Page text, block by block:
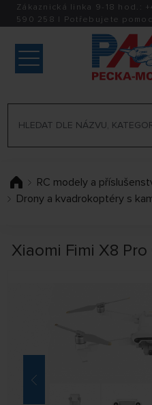
Zákaznická linka 9-18 hod.:
590 258 | Potřebujete
RC modely a
Drony a kvadrokoptéry s
Xiaomi Fimi X8